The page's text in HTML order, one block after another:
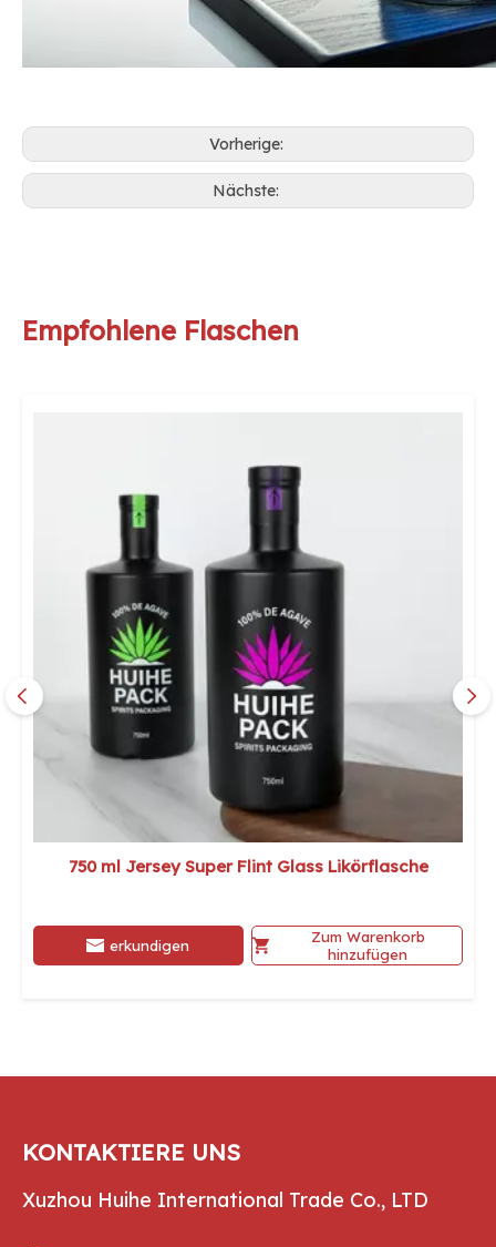
Vorherige:
Nächste:
Empfohlene Flaschen
750 ml Jersey Super Flint Glass Likörflasche
erkundigen
Zum Warenkorb
hinzufügen
KONTAKTIERE UNS
Xuzhou Huihe International Trade Co., LTD